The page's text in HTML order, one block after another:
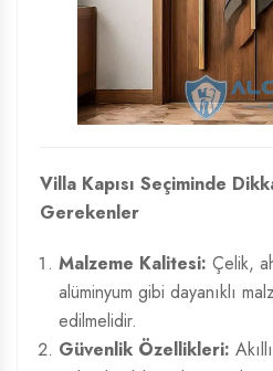
Villa Kapısı Seçiminde
Gerekenler
Malzeme Kalitesi: Çelik,
alüminyum gibi dayanıklı
edilmelidir.
Güvenlik Özellikleri: